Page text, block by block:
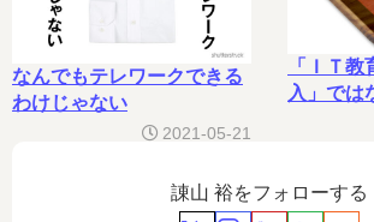
なんでもテレワークできる
わけじゃない
2021-05-21
「ＩＴ
入」では
諌山 裕をフォローする